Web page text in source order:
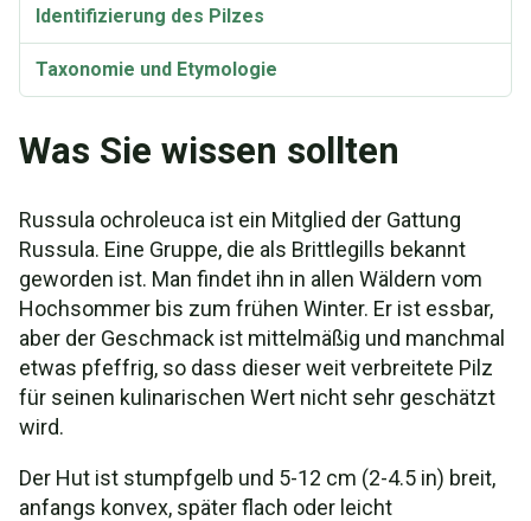
Identifizierung des Pilzes
Taxonomie und Etymologie
Was Sie wissen sollten
Russula ochroleuca ist ein Mitglied der Gattung
Russula. Eine Gruppe, die als Brittlegills bekannt
geworden ist. Man findet ihn in allen Wäldern vom
Hochsommer bis zum frühen Winter. Er ist essbar,
aber der Geschmack ist mittelmäßig und manchmal
etwas pfeffrig, so dass dieser weit verbreitete Pilz
für seinen kulinarischen Wert nicht sehr geschätzt
wird.
Der Hut ist stumpfgelb und 5-12 cm (2-4.5 in) breit,
anfangs konvex, später flach oder leicht